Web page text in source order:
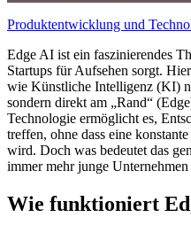
Produktentwicklung und
Edge AI ist ein faszinierendes
Startups für Aufsehen sorgt.
wie Künstliche Intelligenz (KI)
sondern direkt am „Rand“
Technologie ermöglicht es,
treffen, ohne dass eine
wird. Doch was bedeutet das
immer mehr junge
Wie funktioniert